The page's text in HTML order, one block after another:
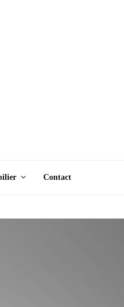
Contact